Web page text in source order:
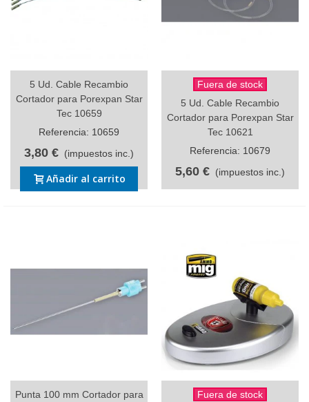
5 Ud. Cable Recambio
Cortador para Porexpan Star
Tec 10659
Referencia: 10659
3,80 € (impuestos inc.)
Añadir al carrito
Fuera de stock
5 Ud. Cable Recambio
Cortador para Porexpan Star
Tec 10621
Referencia: 10679
5,60 € (impuestos inc.)
Punta 100 mm Cortador para
Fuera de stock